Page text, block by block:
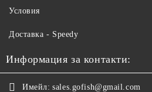
Условия
Доставка - Speedy
Информация за контакти:
Имейл: sales.gofish@gmail.com